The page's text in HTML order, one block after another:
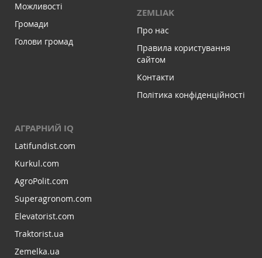
Можливості
Громади
Голови громад
ZEMLIAK
Про нас
Правила користування
сайтом
Контакти
Політика конфіденційності
АГРАРНИЙ IQ
Latifundist.com
Kurkul.com
AgroPolit.com
Superagronom.com
Elevatorist.com
Traktorist.ua
Zemelka.ua